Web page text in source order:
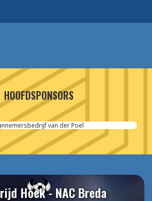
HOOFDSPONSORS
van der Poel
Hoek - NAC Breda